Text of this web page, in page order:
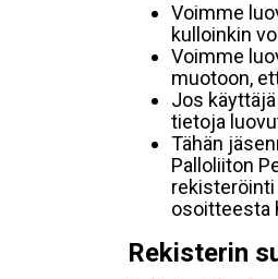
Voimme
kulloinkin
Voimme
muotoon,
Jos
tietoja
Tähän
Palloliiton
rekisteröinti
osoitteesta
Rekisterin